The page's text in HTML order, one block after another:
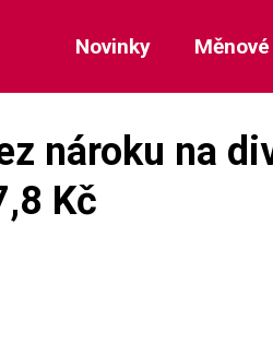
Novinky
nároku na
Kč